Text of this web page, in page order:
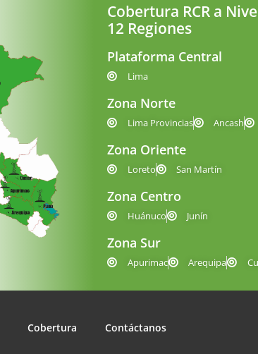
Cobertura RCR a
12 Regiones
Plataforma Central
Lima
Zona Norte
Lima Provincias Ancash
Zona Oriente
Loreto San Martín
Zona Centro
Huánuco Junín
Zona Sur
Apurimac Arequipa
Cobertura Contáctanos